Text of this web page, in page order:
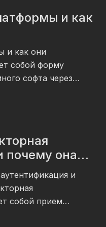
симуляции
событий.
игры с полным
ощущение
и как
и как они
собой форму
софта через
на серверах
по подписке
Почему софт
превратился
почему она
и
собой прием